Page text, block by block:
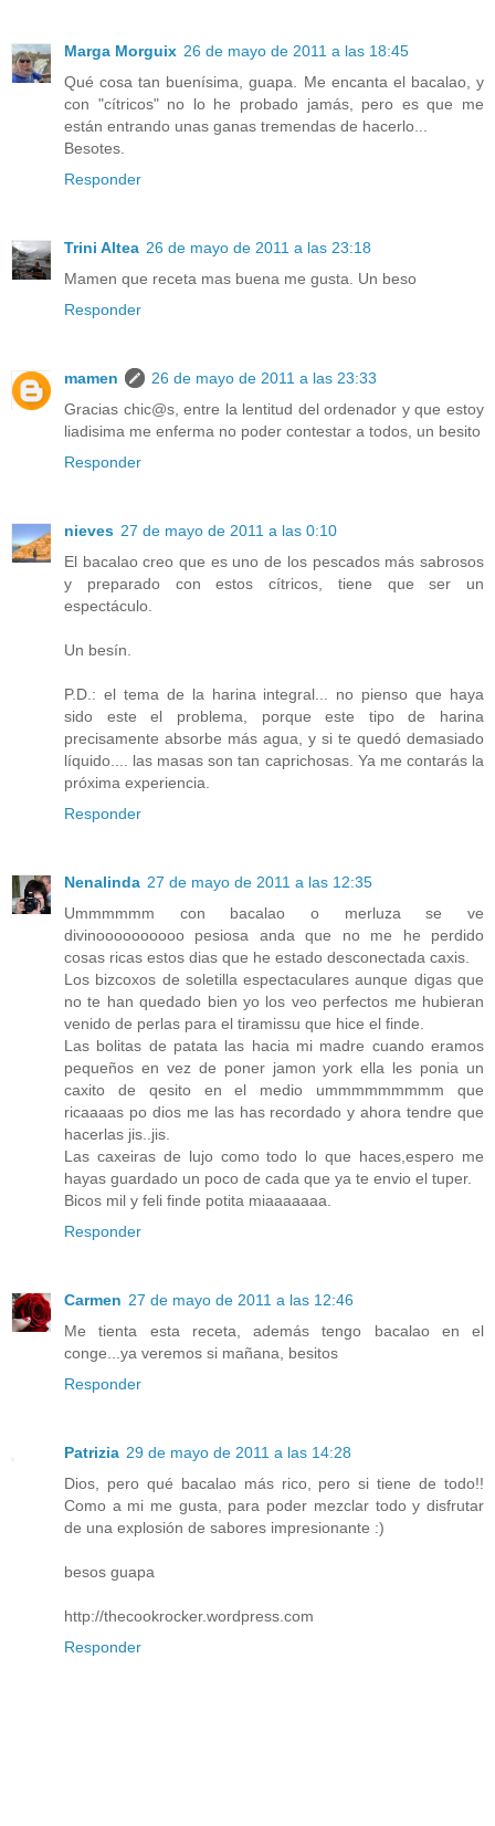
Marga Morguix 26 de mayo de 2011 a las 18:45
Qué cosa tan buenísima, guapa. Me encanta el bacalao, y
con "cítricos" no lo he probado jamás, pero es que me
están entrando unas ganas tremendas de hacerlo...
Besotes.
Responder
Trini Altea 26 de mayo de 2011 a las 23:18
Mamen que receta mas buena me gusta. Un beso
Responder
mamen
26 de mayo de 2011 a las 23:33
Gracias chic@s, entre la lentitud del ordenador y que estoy
liadisima me enferma no poder contestar a todos, un besito
Responder
nieves 27 de mayo de 2011 a las 0:10
El bacalao creo que es uno de los pescados más sabrosos
y preparado con estos cítricos, tiene que ser un
espectáculo.
Un besín.
P.D.: el tema de la harina integral... no pienso que haya
sido este el problema, porque este tipo de harina
precisamente absorbe más agua, y si te quedó demasiado
líquido.... las masas son tan caprichosas. Ya me contarás la
próxima experiencia.
Responder
Nenalinda 27 de mayo de 2011 a las 12:35
Ummmmmm con bacalao o merluza se ve
divinoooooooooo pesiosa anda que no me he perdido
cosas ricas estos dias que he estado desconectada caxis.
Los bizcoxos de soletilla espectaculares aunque digas que
no te han quedado bien yo los veo perfectos me hubieran
venido de perlas para el tiramissu que hice el finde.
Las bolitas de patata las hacia mi madre cuando eramos
pequeños en vez de poner jamon york ella les ponia un
caxito de qesito en el medio ummmmmmmmm que
ricaaaas po dios me las has recordado y ahora tendre que
hacerlas jis..jis.
Las caxeiras de lujo como todo lo que haces,espero me
hayas guardado un poco de cada que ya te envio el tuper.
Bicos mil y feli finde potita miaaaaaaa.
Responder
Carmen 27 de mayo de 2011 a las 12:46
Me tienta esta receta, además tengo bacalao en el
conge...ya veremos si mañana, besitos
Responder
Patrizia 29 de mayo de 2011 a las 14:28
Dios, pero qué bacalao más rico, pero si tiene de todo!!
Como a mi me gusta, para poder mezclar todo y disfrutar
de una explosión de sabores impresionante :)
besos guapa
http://thecookrocker.wordpress.com
Responder